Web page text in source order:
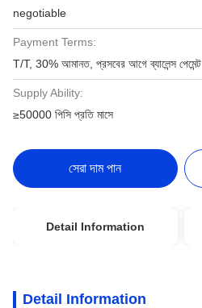
negotiable
Payment Terms:
T/T, 30% আমানত, প্রসবের আগে ব্যালেন্স পেমেন্ট
Supply Ability:
≥50000 পিসি প্রতি মাসে
সেরা দাম পান
Detail Information
Detail Information